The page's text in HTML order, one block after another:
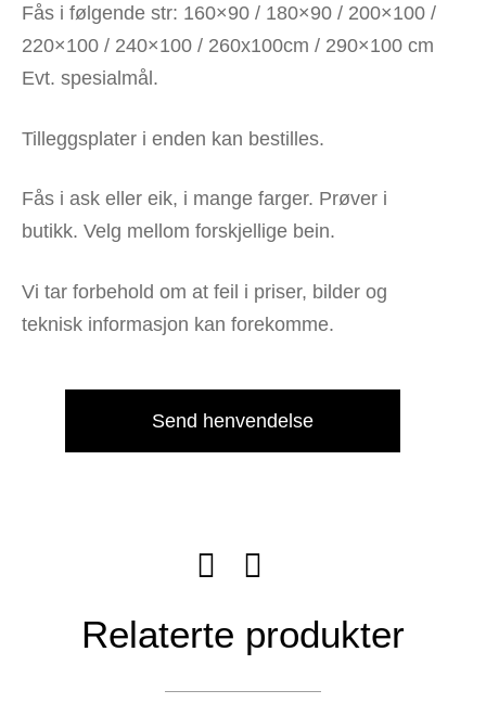
Fås i følgende str: 160×90 / 180×90 / 200×100 /
220×100 / 240×100 / 260x100cm / 290×100 cm
Evt. spesialmål.
Tilleggsplater i enden kan bestilles.
Fås i ask eller eik, i mange farger. Prøver i
butikk. Velg mellom forskjellige bein.
Vi tar forbehold om at feil i priser, bilder og
teknisk informasjon kan forekomme.
Send henvendelse
Relaterte produkter